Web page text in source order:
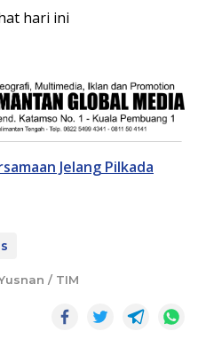
hari ini
Jelang Pilkada
/ TIM